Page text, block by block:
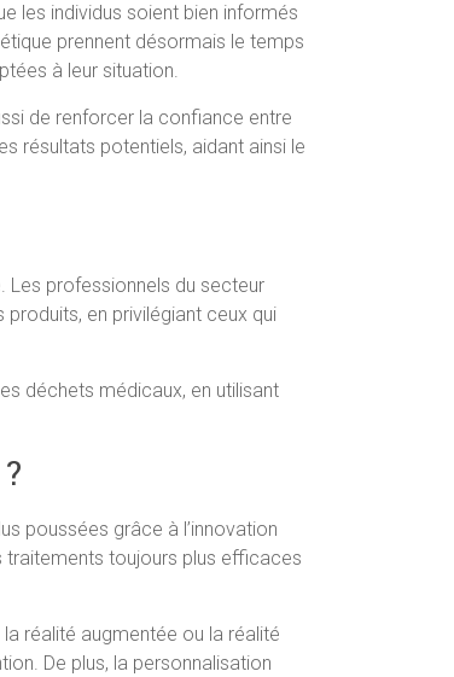
les individus soient bien informés
prennent désormais le temps
à leur situation.
de renforcer la confiance entre
résultats potentiels, aidant ainsi le
Les professionnels du secteur
produits, en privilégiant ceux qui
déchets médicaux, en utilisant
poussées grâce à l’innovation
traitements toujours plus efficaces
réalité augmentée ou la réalité
De plus, la personnalisation